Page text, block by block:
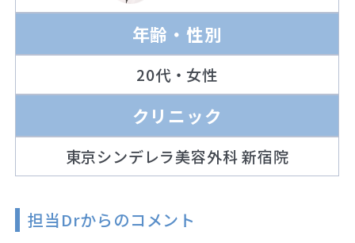
年齢・性別
20代・女性
クリニック
東京シンデレラ美容外科 新宿院
担当Drからのコメント